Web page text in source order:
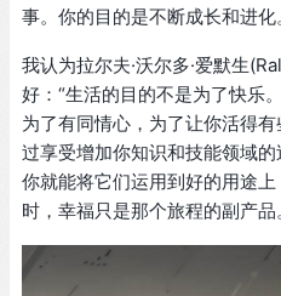
事。你的目的是不断成长和进化
我认为拉尔夫·沃尔多·爱默生
好：“生活的目的不是为了快乐
为了有同情心，为了让你活得
过享受增加你知识和技能领域
你就能将它们运用到好的用途
时，幸福只是那个旅程的副产品